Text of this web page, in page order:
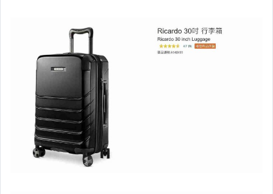
家電與影音視聽